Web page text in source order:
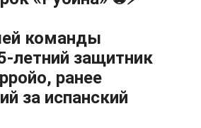
команды
летний защитник
ранее
за испанский